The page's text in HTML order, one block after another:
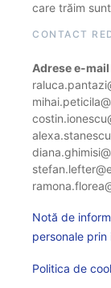
care trăim
CONTACT
Adrese e-mail
Notă de
personale
Politica de